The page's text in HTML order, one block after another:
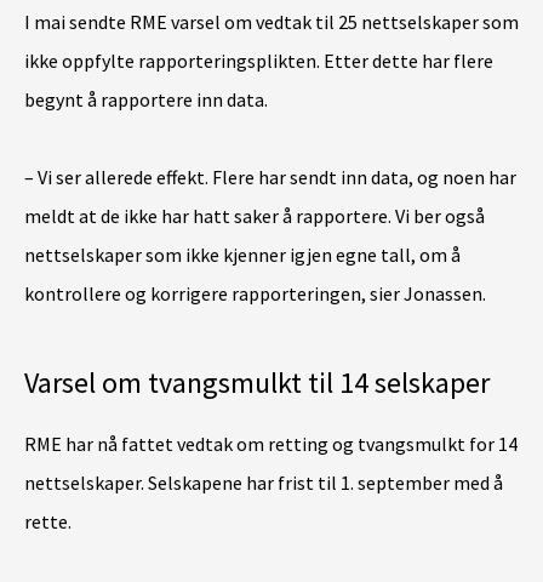
I mai sendte RME varsel om vedtak til 25 nettselskaper som
ikke oppfylte rapporteringsplikten. Etter dette har flere
begynt å rapportere inn data.
– Vi ser allerede effekt. Flere har sendt inn data, og noen har
meldt at de ikke har hatt saker å rapportere. Vi ber også
nettselskaper som ikke kjenner igjen egne tall, om å
kontrollere og korrigere rapporteringen, sier Jonassen.
Varsel om tvangsmulkt til 14 selskaper
RME har nå fattet vedtak om retting og tvangsmulkt for 14
nettselskaper. Selskapene har frist til 1. september med å
rette.